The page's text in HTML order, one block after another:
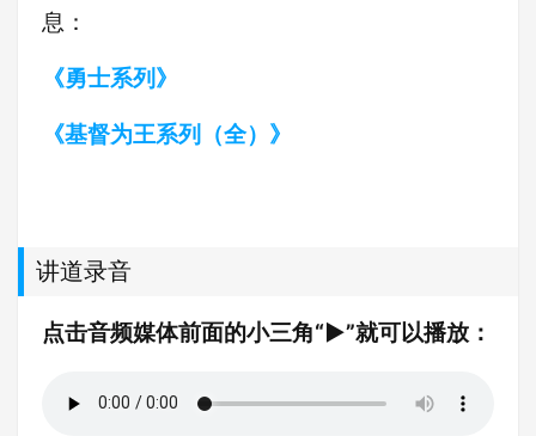
息：
《勇士系列》
《基督为王系列（全）》
讲道录音
点击音频媒体前面的小三角“►”就可以播放：